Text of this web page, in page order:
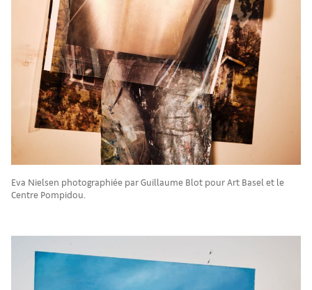
Eva Nielsen photographiée par Guillaume Blot pour Art Basel et le
Centre Pompidou.